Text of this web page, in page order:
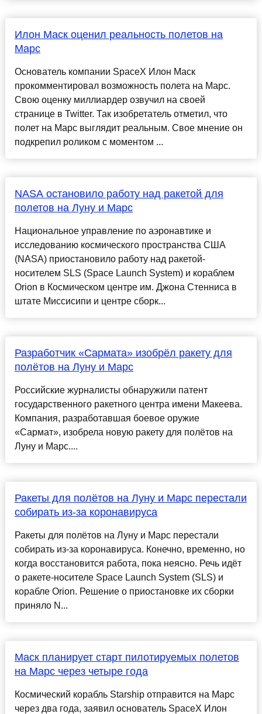
Илон Маск оценил реальность полетов на
Марс
Основатель компании SpaceX Илон Маск
прокомментировал возможность полета на Марс.
Свою оценку миллиардер озвучил на своей
странице в Twitter. Так изобретатель отметил, что
полет на Марс выглядит реальным. Свое мнение он
подкрепил роликом с моментом ...
NASA остановило работу над ракетой для
полетов на Луну и Марс
Национальное управление по аэронавтике и
исследованию космического пространства США
(NASA) приостановило работу над ракетой-
носителем SLS (Space Launch System) и кораблем
Orion в Космическом центре им. Джона Стенниса в
штате Миссисипи и центре сборк...
Разработчик «Сармата» изобрёл ракету для
полётов на Луну и Марс
Российские журналисты обнаружили патент
государственного ракетного центра имени Макеева.
Компания, разработавшая боевое оружие
«Сармат», изобрела новую ракету для полётов на
Луну и Марс....
Ракеты для полётов на Луну и Марс перестали
собирать из-за коронавируса
Ракеты для полётов на Луну и Марс перестали
собирать из-за коронавируса. Конечно, временно, но
когда восстановится работа, пока неясно. Речь идёт
о ракете-носителе Space Launch System (SLS) и
корабле Orion. Решение о приостановке их сборки
приняло N...
Маск планирует старт пилотируемых полетов
на Марс через четыре года
Космический корабль Starship отправится на Марс
через два года, заявил основатель SpaceX Илон